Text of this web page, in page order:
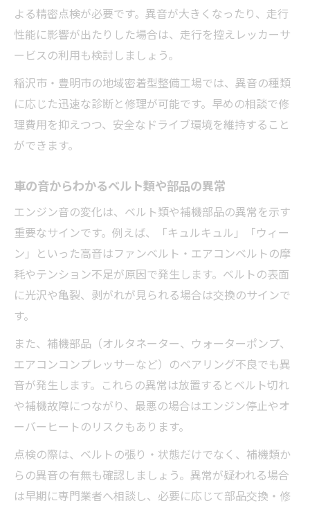
よる精密点検が必要です。異音が大きくなったり、走行
性能に影響が出たりした場合は、走行を控えレッカーサ
ービスの利用も検討しましょう。
稲沢市・豊明市の地域密着型整備工場では、異音の種類
に応じた迅速な診断と修理が可能です。早めの相談で修
理費用を抑えつつ、安全なドライブ環境を維持すること
ができます。
車の音からわかるベルト類や部品の異常
エンジン音の変化は、ベルト類や補機部品の異常を示す
重要なサインです。例えば、「キュルキュル」「ウィー
ン」といった高音はファンベルト・エアコンベルトの摩
耗やテンション不足が原因で発生します。ベルトの表面
に光沢や亀裂、剥がれが見られる場合は交換のサインで
す。
また、補機部品（オルタネーター、ウォーターポンプ、
エアコンコンプレッサーなど）のベアリング不良でも異
音が発生します。これらの異常は放置するとベルト切れ
や補機故障につながり、最悪の場合はエンジン停止やオ
ーバーヒートのリスクもあります。
点検の際は、ベルトの張り・状態だけでなく、補機類か
らの異音の有無も確認しましょう。異常が疑われる場合
は早期に専門業者へ相談し、必要に応じて部品交換・修